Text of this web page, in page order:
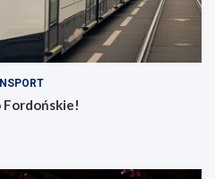
Fordońskie!